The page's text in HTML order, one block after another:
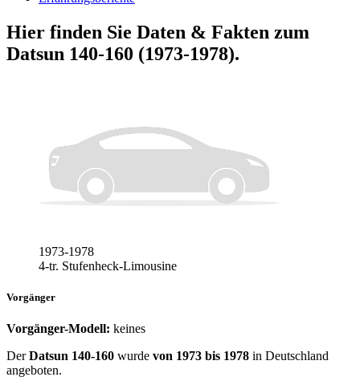
Hier finden Sie Daten & Fakten zum
Datsun 140-160 (1973-1978).
1973-1978
4-tr. Stufenheck-Limousine
Vorgänger
Vorgänger-Modell: keines
DerDatsun 140-160 wurde von 1973 bis 1978 in Deutschland
angeboten.